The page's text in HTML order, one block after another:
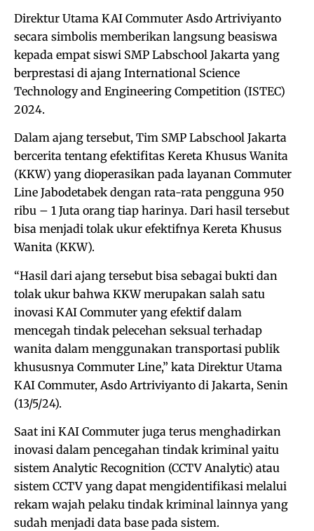
Direktur Utama KAI Commuter Asdo Artriviyanto
secara simbolis memberikan langsung beasiswa
kepada empat siswi SMP Labschool Jakarta yang
berprestasi di ajang International Science
Technology and Engineering Competition (ISTEC)
2024.
Dalam ajang tersebut, Tim SMP Labschool Jakarta
bercerita tentang efektifitas Kereta Khusus Wanita
(KKW) yang dioperasikan pada layanan Commuter
Line Jabodetabek dengan rata-rata pengguna 950
ribu – 1 Juta orang tiap harinya. Dari hasil tersebut
bisa menjadi tolak ukur efektifnya Kereta Khusus
Wanita (KKW).
“Hasil dari ajang tersebut bisa sebagai bukti dan
tolak ukur bahwa KKW merupakan salah satu
inovasi KAI Commuter yang efektif dalam
mencegah tindak pelecehan seksual terhadap
wanita dalam menggunakan transportasi publik
khususnya Commuter Line,” kata Direktur Utama
KAI Commuter, Asdo Artriviyanto di Jakarta, Senin
(13/5/24).
Saat ini KAI Commuter juga terus menghadirkan
inovasi dalam pencegahan tindak kriminal yaitu
sistem Analytic Recognition (CCTV Analytic) atau
sistem CCTV yang dapat mengidentifikasi melalui
rekam wajah pelaku tindak kriminal lainnya yang
sudah menjadi data base pada sistem.